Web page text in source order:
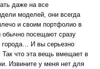
даже на все
моделей, они всегда
и своим портфолио в
посещают сразу
города… И вы серьезно
Так что эта вещь вмещает в
Извините у меня нет для